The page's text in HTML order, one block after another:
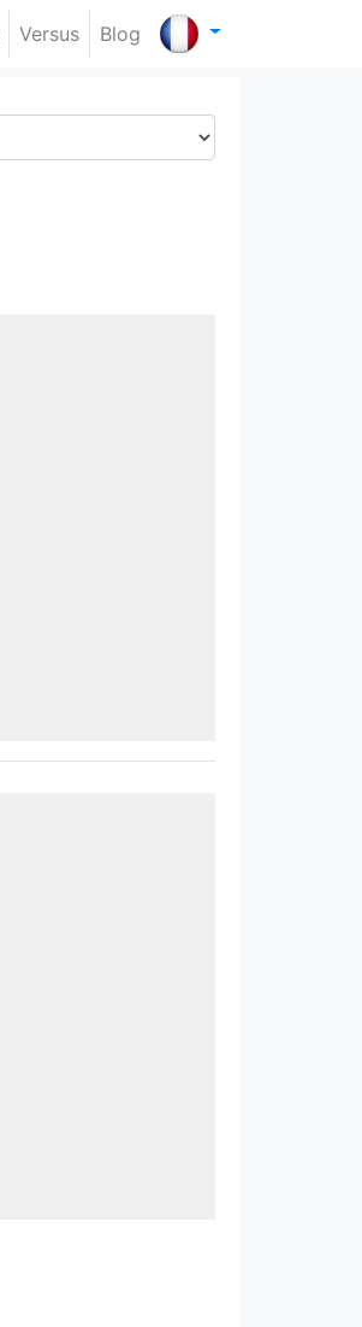
Versus Blog